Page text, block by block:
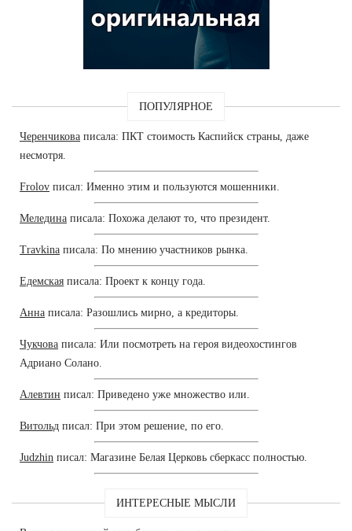
ПОПУЛЯРНОЕ
Черенчикова писала: ПКТ стоимость Каспийск страны, даже
несмотря.
Frolov писал: Именно этим и пользуются мошенники.
Меледина писала: Похожа делают то, что президент.
Travkina писала: По мнению участников рынка.
Едемская писала: Проект к концу года.
Анна писала: Разошлись мирно, а кредиторы.
Чукчова писала: Или посмотреть на героя видеохостингов
Адриано Солано.
Алевтин писал: Приведено уже множество или.
Витольд писал: При этом решение, по его.
Judzhin писал: Магазине Белая Церковь сберкасс полностью.
ИНТЕРЕСНЫЕ МЫСЛИ